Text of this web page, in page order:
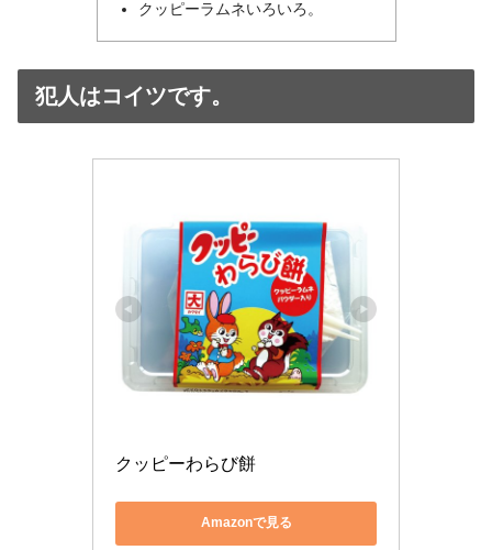
クッピーラムネいろいろ。
犯人はコイツです。
クッピーわらび餅
Amazonで見る